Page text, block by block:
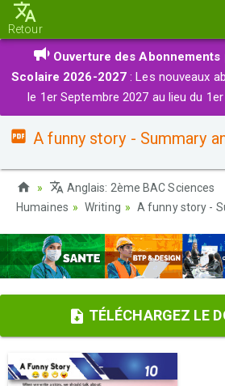
Retour
Ouverture des
Scolaire 2026-2027 : Les nouveaux
le 1er Septembre 2027 au lieu du
A funny story - Summary
Anglais: 2ème BAC Sciences
Humaines
Writing A funny story -
TÉLÉCHARGEZ LE